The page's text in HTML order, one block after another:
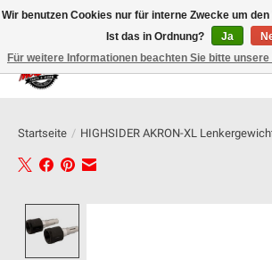
100% schweizer Onlineshop für Dein Motorrad
Startseite / HIGHSIDER AKRON-XL
Wir benutzen Cookies nur für interne Zwecke um
Ist das in Ordnung?
Ja
Für weitere Informationen beachten Sie bitte